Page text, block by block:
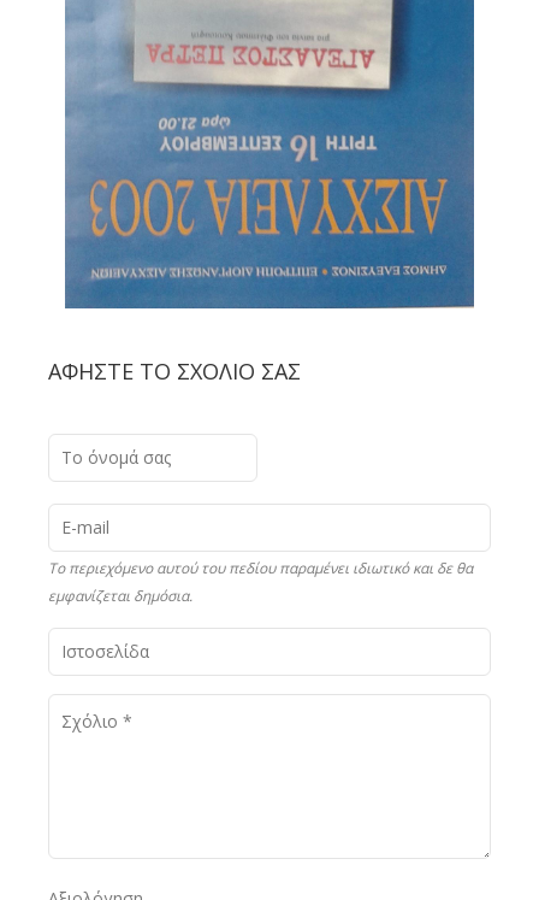
ΑΦΉΣΤΕ ΤΟ ΣΧΌΛΙΟ ΣΑΣ
Το περιεχόμενο αυτού του πεδίου παραμένει ιδιωτικό και δε θα
εμφανίζεται δημόσια.